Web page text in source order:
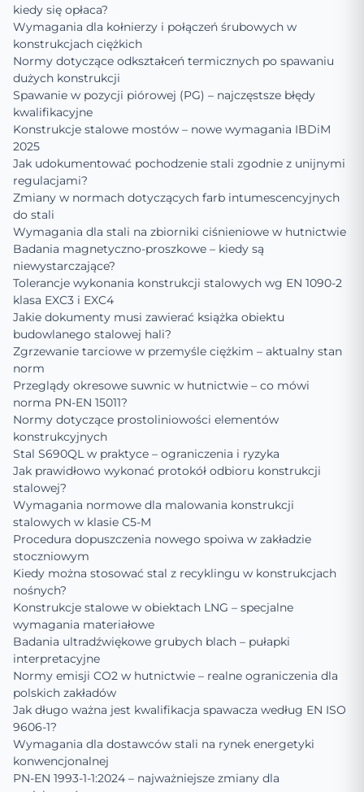
kiedy się opłaca?
Wymagania dla kołnierzy i połączeń śrubowych w
konstrukcjach ciężkich
Normy dotyczące odkształceń termicznych po spawaniu
dużych konstrukcji
Spawanie w pozycji piórowej (PG) – najczęstsze błędy
kwalifikacyjne
Konstrukcje stalowe mostów – nowe wymagania IBDiM
2025
Jak udokumentować pochodzenie stali zgodnie z unijnymi
regulacjami?
Zmiany w normach dotyczących farb intumescencyjnych
do stali
Wymagania dla stali na zbiorniki ciśnieniowe w hutnictwie
Badania magnetyczno-proszkowe – kiedy są
niewystarczające?
Tolerancje wykonania konstrukcji stalowych wg EN 1090-2
klasa EXC3 i EXC4
Jakie dokumenty musi zawierać książka obiektu
budowlanego stalowej hali?
Zgrzewanie tarciowe w przemyśle ciężkim – aktualny stan
norm
Przeglądy okresowe suwnic w hutnictwie – co mówi
norma PN-EN 15011?
Normy dotyczące prostoliniowości elementów
konstrukcyjnych
Stal S690QL w praktyce – ograniczenia i ryzyka
Jak prawidłowo wykonać protokół odbioru konstrukcji
stalowej?
Wymagania normowe dla malowania konstrukcji
stalowych w klasie C5-M
Procedura dopuszczenia nowego spoiwa w zakładzie
stoczniowym
Kiedy można stosować stal z recyklingu w konstrukcjach
nośnych?
Konstrukcje stalowe w obiektach LNG – specjalne
wymagania materiałowe
Badania ultradźwiękowe grubych blach – pułapki
interpretacyjne
Normy emisji CO2 w hutnictwie – realne ograniczenia dla
polskich zakładów
Jak długo ważna jest kwalifikacja spawacza według EN ISO
9606-1?
Wymagania dla dostawców stali na rynek energetyki
konwencjonalnej
PN-EN 1993-1-1:2024 – najważniejsze zmiany dla